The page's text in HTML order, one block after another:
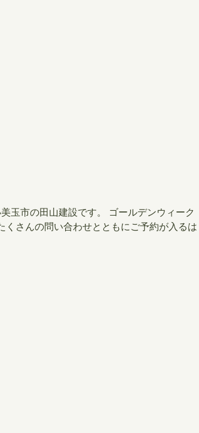
玉市の田山建設です。 ゴールデンウィーク
さんの問い合わせとともにご予約が入るは